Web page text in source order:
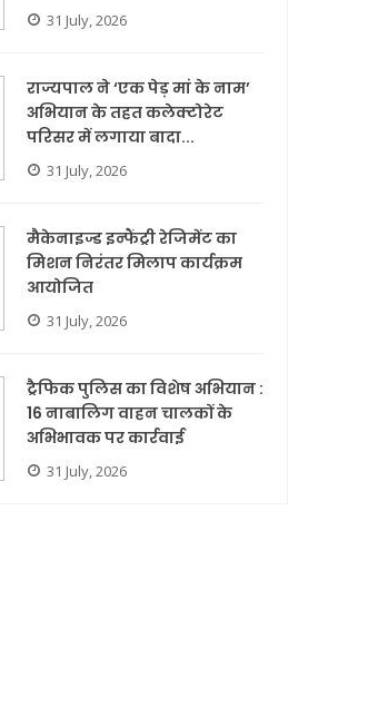
31 July, 2026
राज्यपाल ने ‘एक पेड़ मां के नाम’
अभियान के तहत कलेक्टोरेट
परिसर में लगाया बादा...
31 July, 2026
मैकेनाइज्ड इन्फैंट्री रेजिमेंट का
मिशन निरंतर मिलाप कार्यक्रम
आयोजित
31 July, 2026
ट्रैफिक पुलिस का विशेष अभियान :
16 नाबालिग वाहन चालकों के
अभिभावक पर कार्रवाई
31 July, 2026